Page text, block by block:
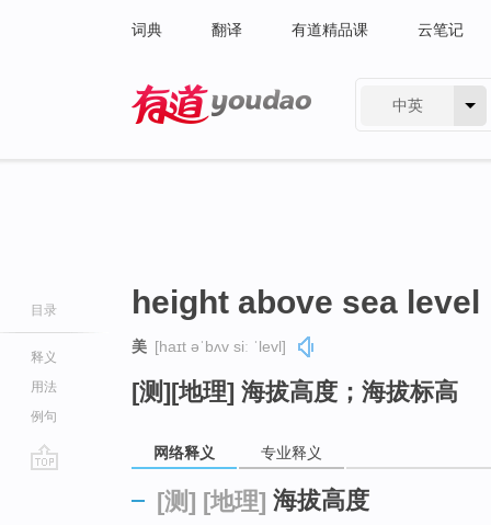
词典 翻译 有道精品课 云笔记
中英
目录
释义
用法
例句
height above sea level
美 [haɪt əˈbʌv siː ˈlevl]
[测][地理] 海拔高度；海拔标高
网络释义 专业释义
[测] [地理] 海拔高度